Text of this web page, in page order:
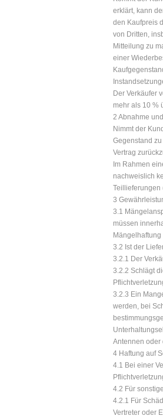
erklärt, kann
den Kaufpreis
von Dritten,
Mitteilung zu
einer
Der Verkäufer
mehr als 10 %
2 Abnahme
Nimmt der
Gegenstand
Vertrag
Im Rahmen
nachweislich
Teillieferungen
3
3.1
müssen
Mängelhaftung
3.2 Ist der
3.2.1 Der
3.2.2 Schlägt
3.2.3 Ein
werden, bei
Antennen oder
4 Haftung auf
4.1 Bei einer
4.2 Für
4.2.1 Für
Vertreter oder